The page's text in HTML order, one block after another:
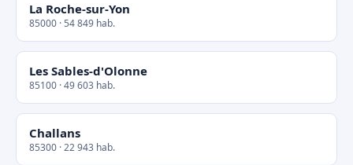
La Roche-sur-Yon
85000 · 54 849 hab.
Les Sables-d'Olonne
85100 · 49 603 hab.
Challans
85300 · 22 943 hab.